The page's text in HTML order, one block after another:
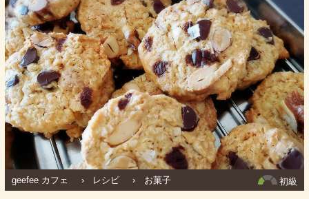
初級
geefee カフェ › レシピ › お菓子